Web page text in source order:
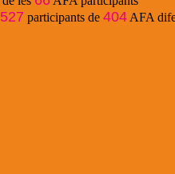
527 participants de 404 AFA